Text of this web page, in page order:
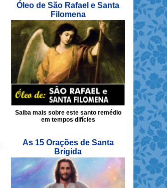
Óleo de São Rafael e Santa
Filomena
Saiba mais sobre este santo remédio
em tempos difícies
As 15 Orações de Santa
Brígida